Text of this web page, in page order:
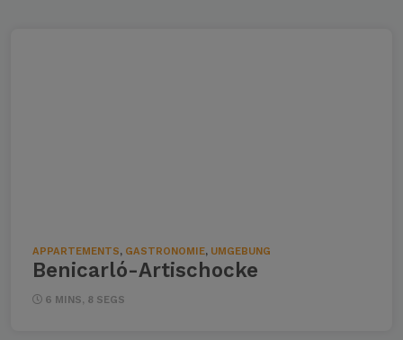
APPARTEMENTS, GASTRONOMIE, UMGEBUNG
Benicarló-Artischocke
6 MINS, 8 SEGS